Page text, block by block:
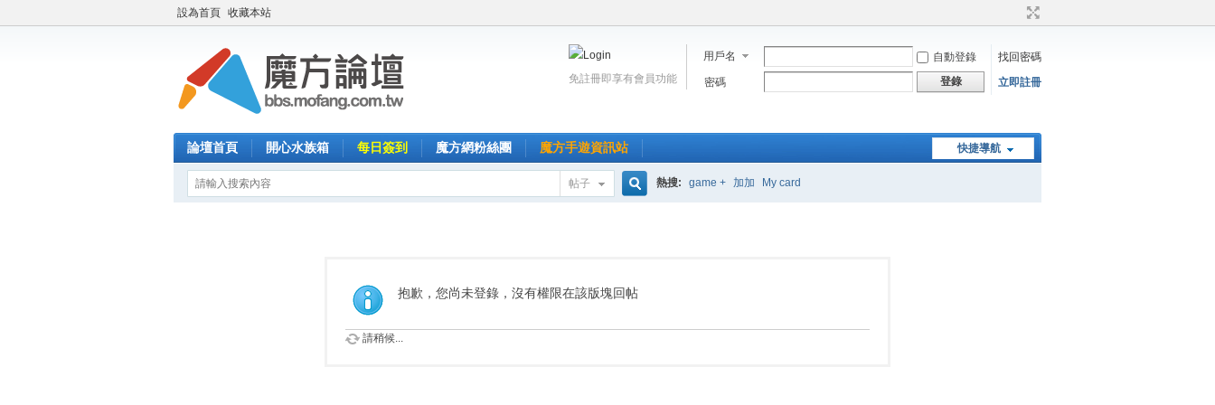
設為首頁 收藏本站
用戶名 自動登錄
找回密碼
密碼
登錄 立即註冊
免註冊即享有會員功能
快捷導航
論壇首頁 開心水族箱 每日簽到 魔方網粉絲團 魔方手遊資訊站
帖子
索
熱搜: game + 加加 My card
抱歉，您尚未登錄，沒有權限在該版塊回帖
請稍候...